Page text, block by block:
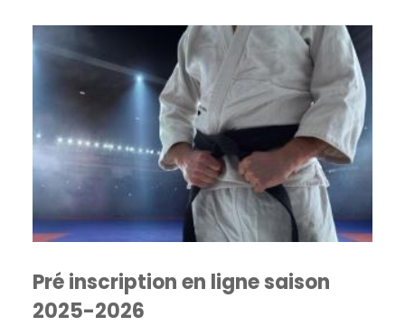
Pré inscription en ligne saison
2025-2026